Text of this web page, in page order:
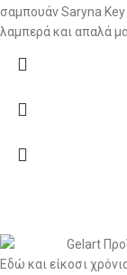
σαμπουάν Saryna
λαμπερά και απαλά
Εδώ και είκοσι